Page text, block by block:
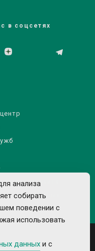
в соцсетях
сайта
данных
анализа
собирать
поведении с
использовать
данных и с